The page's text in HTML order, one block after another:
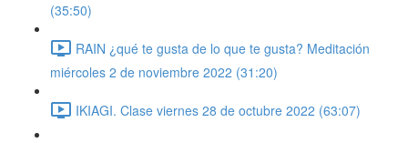
(35:50)
RAIN ¿qué te gusta de lo que te gusta? Meditación
miércoles 2 de noviembre 2022 (31:20)
IKIAGI. Clase viernes 28 de octubre 2022 (63:07)